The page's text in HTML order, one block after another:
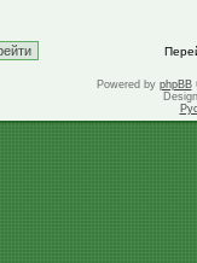
Powered by phpBB